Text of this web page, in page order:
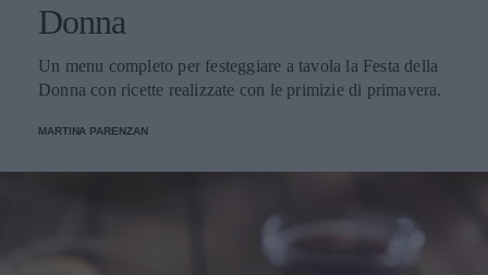
Donna
Un menu completo per festeggiare a tavola la Festa della
Donna con ricette realizzate con le primizie di primavera.
MARTINA PARENZAN